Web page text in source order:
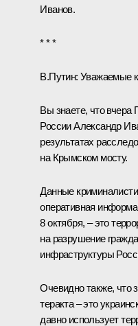
Иванов.
* * *
В.Путин: Уважаемые
Вы знаете, что вчера
РоссииАлександр
результатах
на Крымском мосту.
Данные
оперативная
8 октября, – это
на разрушение
инфраструктуры
Очевидно также, что
теракта – это
давно использует